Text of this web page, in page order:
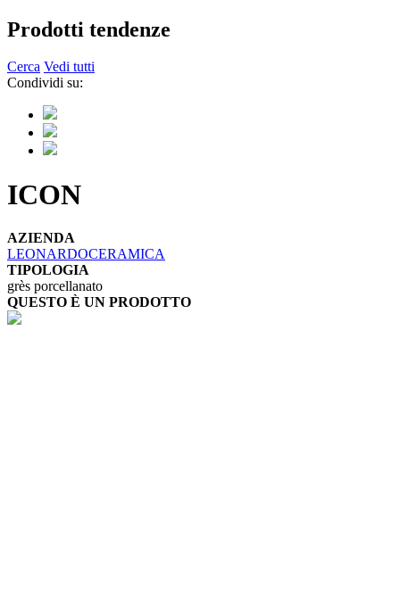
Prodotti tendenze
Cerca Vedi tutti
Condividi su:
ICON
AZIENDA
LEONARDOCERAMICA
TIPOLOGIA
grès porcellanato
QUESTO È UN PRODOTTO